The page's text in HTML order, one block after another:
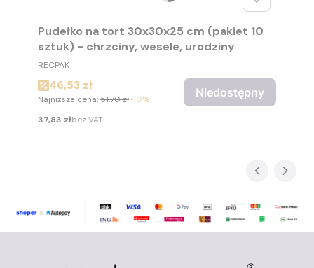
Pudełko na tort 30x30x25 cm (pakiet 10
sztuk) - chrzciny, wesele, urodziny
PRODUCENT
RECPAK
Cena promocyjna
46,53 zł
Najniższa cena:51,70 zł-10%
Cena
37,83 złbez VAT
Niedostępny